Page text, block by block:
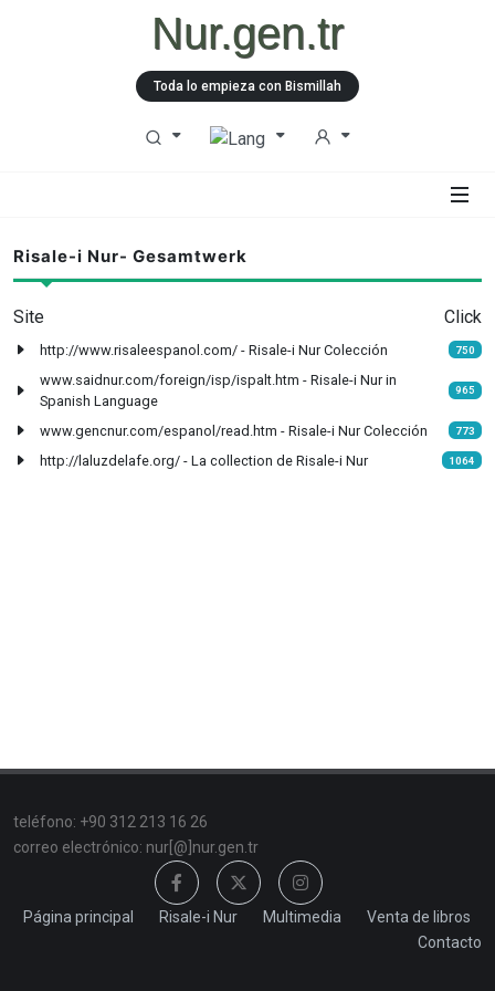
Nur.gen.tr
Toda lo empieza con Bismillah
Risale-i Nur- Gesamtwerk
Site Click
http://www.risaleespanol.com/ - Risale-i Nur Colección 750
www.saidnur.com/foreign/isp/ispalt.htm - Risale-i Nur in
Spanish Language
965
www.gencnur.com/espanol/read.htm - Risale-i Nur Colección 773
http://laluzdelafe.org/ - La collection de Risale-i Nur 1064
teléfono: +90 312 213 16 26
correo electrónico: nur[@]nur.gen.tr
Página principal Risale-i Nur Multimedia
Venta de libros
Contacto